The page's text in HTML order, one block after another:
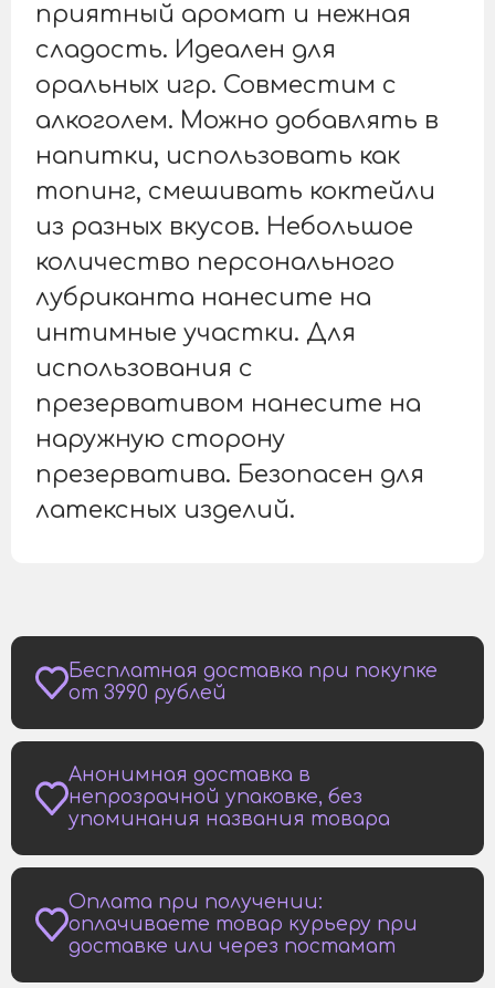
приятный аромат и нежная
сладость. Идеален для
оральных игр. Совместим с
алкоголем. Можно добавлять в
напитки, использовать как
топинг, смешивать коктейли
из разных вкусов. Небольшое
количество персонального
лубриканта нанесите на
интимные участки. Для
использования с
презервативом нанесите на
наружную сторону
презерватива. Безопасен для
латексных изделий.
Бесплатная доставка при покупке
от 3990 рублей
Анонимная доставка в
непрозрачной упаковке, без
упоминания названия товара
Оплата при получении:
оплачиваете товар курьеру при
доставке или через постамат